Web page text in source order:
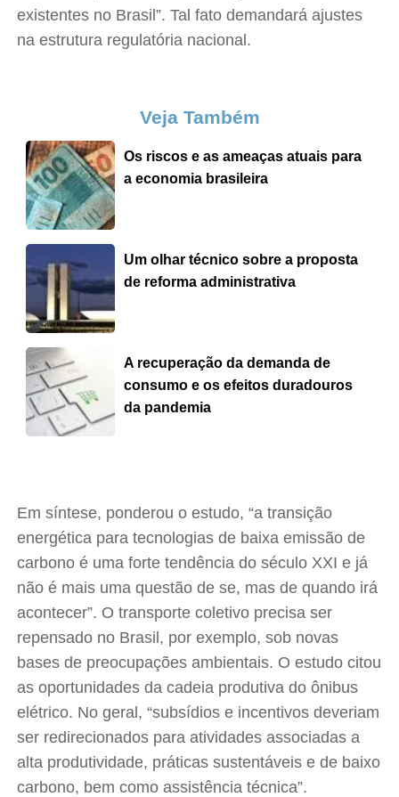
existentes no Brasil”. Tal fato demandará ajustes
na estrutura regulatória nacional.
Veja Também
Os riscos e as ameaças atuais para
a economia brasileira
Um olhar técnico sobre a proposta
de reforma administrativa
A recuperação da demanda de
consumo e os efeitos duradouros
da pandemia
Em síntese, ponderou o estudo, “a transição
energética para tecnologias de baixa emissão de
carbono é uma forte tendência do século XXI e já
não é mais uma questão de se, mas de quando irá
acontecer”. O transporte coletivo precisa ser
repensado no Brasil, por exemplo, sob novas
bases de preocupações ambientais. O estudo citou
as oportunidades da cadeia produtiva do ônibus
elétrico. No geral, “subsídios e incentivos deveriam
ser redirecionados para atividades associadas a
alta produtividade, práticas sustentáveis e de baixo
carbono, bem como assistência técnica”.